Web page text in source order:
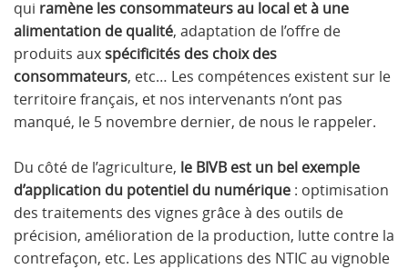
qui ramène les consommateurs au local et à une
alimentation de qualité, adaptation de l’offre de
produits auxspécificités des choix des
consommateurs, etc… Les compétences existent sur le
territoire français, et nos intervenants n’ont pas
manqué, le 5 novembre dernier, de nous le rappeler.
Du côté de l’agriculture, le BIVB est un bel exemple
d’application du potentiel du numérique : optimisation
des traitements des vignes grâce à des outils de
précision, amélioration de la production, lutte contre la
contrefaçon, etc. Les applications des NTIC au vignoble